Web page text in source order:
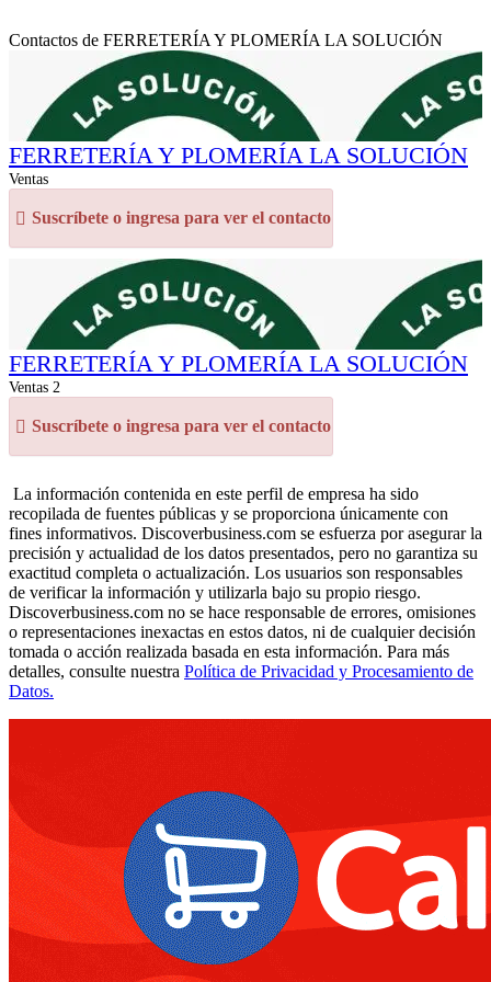
Contactos de FERRETERÍA Y PLOMERÍA LA SOLUCIÓN
FERRETERÍA Y PLOMERÍA LA SOLUCIÓN
Ventas
Suscríbete o ingresa para ver el contacto
FERRETERÍA Y PLOMERÍA LA SOLUCIÓN
Ventas 2
Suscríbete o ingresa para ver el contacto
La información contenida en este perfil de empresa ha sido
recopilada de fuentes públicas y se proporciona únicamente con
fines informativos. Discoverbusiness.com se esfuerza por asegurar la
precisión y actualidad de los datos presentados, pero no garantiza su
exactitud completa o actualización. Los usuarios son responsables
de verificar la información y utilizarla bajo su propio riesgo.
Discoverbusiness.com no se hace responsable de errores, omisiones
o representaciones inexactas en estos datos, ni de cualquier decisión
tomada o acción realizada basada en esta información. Para más
detalles, consulte nuestra Política de Privacidad y Procesamiento de
Datos.